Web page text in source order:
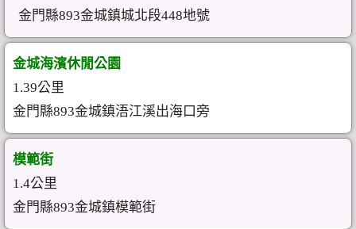
金門縣893金城鎮城北段448地號
金城海濱休閒公園
1.39公里
金門縣893金城鎮浯江溪出海口旁
模範街
1.4公里
金門縣893金城鎮模範街